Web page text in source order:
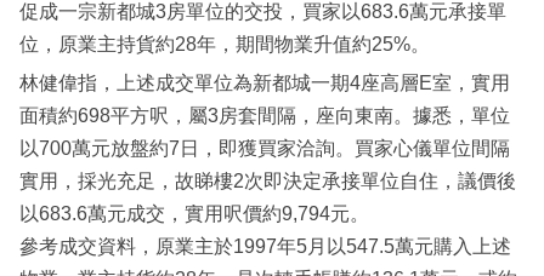
促成一宗新都城3房單位的交投，買家以683.6萬元承接單
位，原業主持貨約28年，期間物業升值約25%。
林健偉指，上述成交單位為新都城一期4座高層E室，實用
面積約698平方呎，屬3房套間隔，座向東南。據悉，單位
以700萬元放盤約7日，即獲買家洽詢。買家心儀單位間隔
實用，採光充足，故睇樓2次即決定承接單位自住，議價後
以683.6萬元成交，實用呎價約9,794元。
參考成交資料，原業主於1997年5月以547.5萬元購入上述